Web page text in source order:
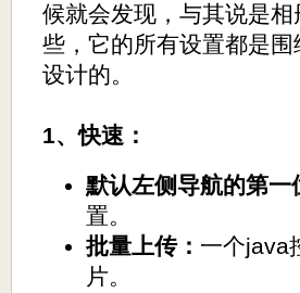
候就会发现，与其说是
些，它的所有设置都是
设计的。
1、快速：
默认左侧导航的第一
置。
批量上传： 一个java
片。